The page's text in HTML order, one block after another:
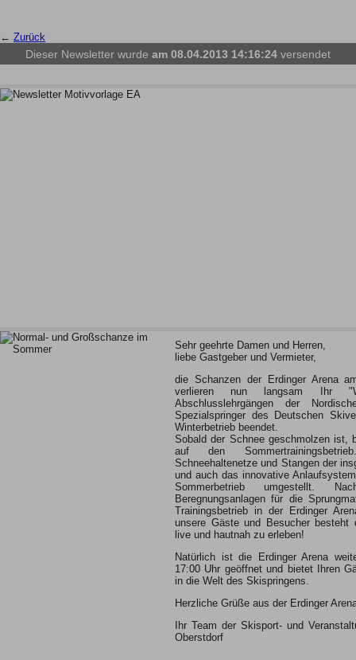
← Zurück
Dieser Newsletter wurde am 08.04.2013 14:16:24 versendet
Sehr geehrte Damen und Herren,
liebe Gastgeber und Vermieter,
die Schanzen der Erdinger Arena
verlieren nun langsam Ihr
Abschlusslehrgängen der
Spezialspringer des Deutschen
Winterbetrieb beendet.
Sobald der Schnee geschmolzen ist,
auf den
Schneehaltenetze und Stangen der
und auch das innovative
Sommerbetrieb umgestellt.
Beregnungsanlagen für die
Trainingsbetrieb in der Erdinger
unsere Gäste und Besucher besteht
live und hautnah zu erleben!
Natürlich ist die Erdinger Arena
17:00 Uhr geöffnet und bietet Ihren
in die Welt des Skispringens.
Herzliche Grüße aus der Erdinger
Ihr Team der Skisport- und
Oberstdorf